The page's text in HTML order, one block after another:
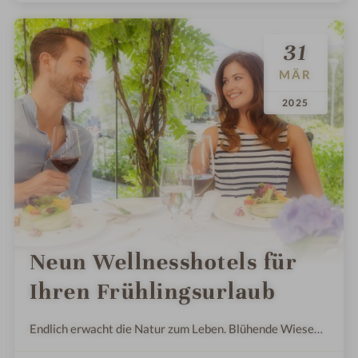
Neun Wellnesshotels für
Ihren Frühlingsurlaub
31
MÄR
2025
Endlich erwacht die Natur zum Leben. Blühende Wiesen